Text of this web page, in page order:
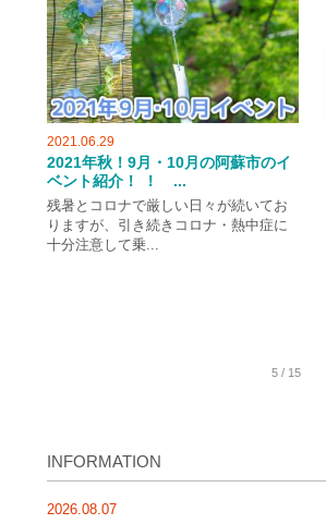
2021.06.29
2021年秋！9月・10月の阿蘇市のイ
ベント紹介！ ！ ...
残暑とコロナで厳しい日々が続いてお
りますが、引き続きコロナ・熱中症に
十分注意して乗...
5 / 15
INFORMATION
2026.08.07